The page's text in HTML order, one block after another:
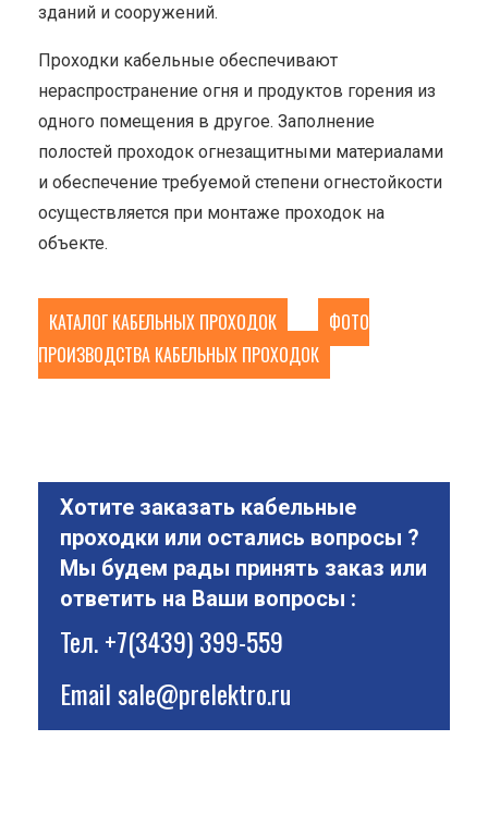
зданий и сооружений.
Проходки кабельные обеспечивают
нераспространение огня и продуктов горения из
одного помещения в другое. Заполнение
полостей проходок огнезащитными материалами
и обеспечение требуемой степени огнестойкости
осуществляется при монтаже проходок на
объекте.
КАТАЛОГ КАБЕЛЬНЫХ ПРОХОДОК
ФОТО
ПРОИЗВОДСТВА КАБЕЛЬНЫХ ПРОХОДОК
Хотите заказать кабельные
проходки или остались вопросы ?
Мы будем рады принять заказ или
ответить на Ваши вопросы :
Тел.+7(3439) 399-559
Emailsale@prelektro.ru